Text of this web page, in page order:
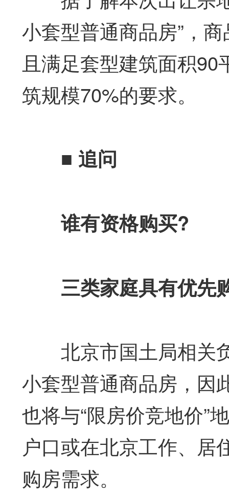
小套型普通商品房”，
且满足套型建筑面积90
筑规模70%的要求。
■ 追问
谁有资格购买?
三类家庭具有优先
北京市国土局相关
小套型普通商品房，因
也将与“限房价竞地价
户口或在北京工作、居
购房需求。